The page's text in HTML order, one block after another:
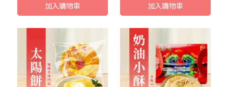
加入購物車 加入購物車